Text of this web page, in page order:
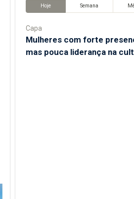
Hoje Semana
Capa
Mulheres com forte
mas pouca liderança na